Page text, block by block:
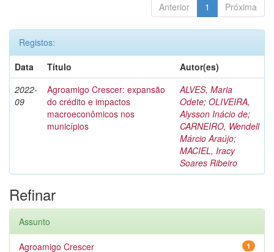
Anterior 1 Próxima
Registos:
Data
Título
Autor(es)
2022-
09
Agroamigo Crescer: expansão
do crédito e impactos
macroeconômicos nos
municípios
ALVES, Maria
Odete; OLIVEIRA,
Alysson Inácio de;
CARNEIRO, Wendell
Márcio Araújo;
MACIEL, Iracy
Soares Ribeiro
Refinar
Assunto
1
Agroamigo Crescer